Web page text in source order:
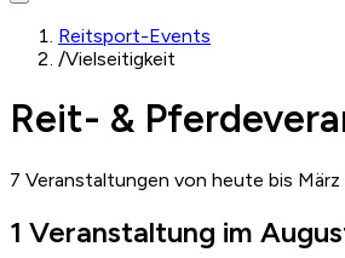
Reitsport-Events
/Vielseitigkeit
Reit- &
7 Veranstaltungen von heute bis
1 Veranstaltung im